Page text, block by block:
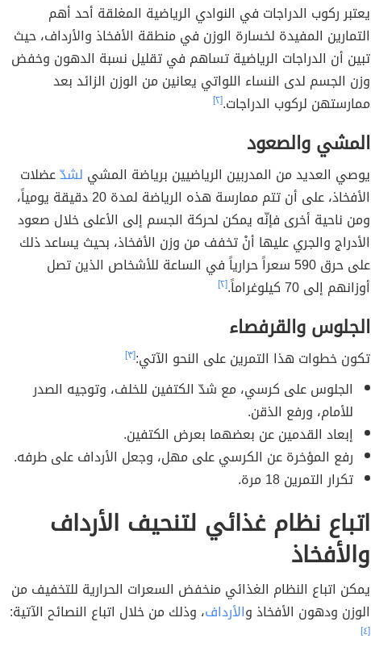
يعتبر ركوب الدراجات في النوادي الرياضية المغلقة أحد أهم
التمارين المفيدة لخسارة الوزن في منطقة الأفخاذ والأرداف، حيث
تبين أن الدراجات الرياضية تساهم في تقليل نسبة الدهون وخفض
وزن الجسم لدى النساء اللواتي يعانين من الوزن الزائد بعد
ممارستهن لركوب الدراجات.[٢]
المشي والصعود
يوصي العديد من المدربين الرياضيين برياضة المشي لشدّعضلات
الأفخاذ، على أن تتم ممارسة هذه الرياضة لمدة 20 دقيقة يومياً،
ومن ناحية أخرى فإنّه يمكن لحركة الجسم إلى الأعلى خلال صعود
الأدراج والجري عليها أنْ تخفف من وزن الأفخاذ، بحيث يساعد ذلك
على حرق 590 سعراً حرارياً في الساعة للأشخاص الذين تصل
أوزانهم إلى 70 كيلوغراماً.
[٢]
الجلوس والقرفصاء
تكون خطوات هذا التمرين على النحو الآتي:[٣]
الجلوس على كرسي، مع شدّ الكتفين للخلف، وتوجيه الصدر
للأمام، ورفع الذقن.
إبعاد القدمين عن بعضهما بعرض الكتفين.
رفع المؤخرة عن الكرسي على مهل، وجعل الأرداف على طرفه.
تكرار التمرين 18 مرة.
اتباع نظام غذائي لتنحيف الأرداف
والأفخاذ
يمكن اتباع النظام الغذائي منخفض السعرات الحرارية للتخفيف من
الوزن ودهون الأفخاذ والأرداف، وذلك من خلال اتباع النصائح الآتية:
[٤]